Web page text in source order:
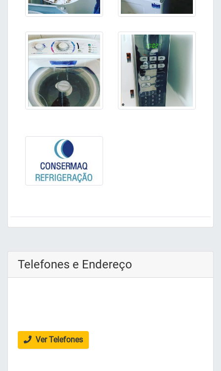
Telefones e Endereço
Ver Telefones